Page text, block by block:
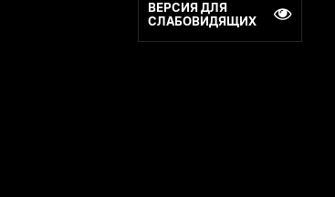
ВЕРСИЯ ДЛЯ
СЛАБОВИДЯЩИХ